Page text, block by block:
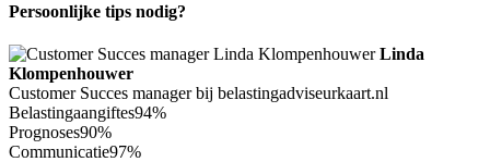
Persoonlijke tips nodig?
Linda
Klompenhouwer
Customer Succes manager bij belastingadviseurkaart.nl
Belastingaangiftes94%
Prognoses90%
Communicatie97%